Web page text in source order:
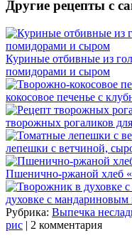
Другие рецепты с
Куриные отбивные из
помидорами и сыром
кокосовое печенье с
творожных рогаликов
лепешки с ветчиной,
Пшенично-ржаной хлеб
духовке с мандариновым
Рубрика: Выпечка
рис | 2 комментария